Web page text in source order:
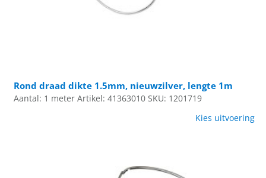
Rond draad dikte 1.5mm, nieuwzilver, lengte 1m
Aantal: 1 meter Artikel: 41363010 SKU: 1201719
Kies uitvoering